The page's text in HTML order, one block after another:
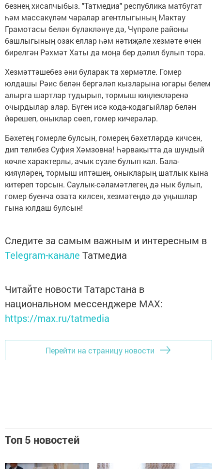
безнең хисапчыбыз. "Татмедиа" республика матбугат
һәм массакүләм чаралар агентлыгының Мактау
Грамотасы белән бүләкләнүе дә, Чүпрәле районы
башлыгының озак еллар һәм нәтиҗәле хезмәте өчен
бирелгән Рәхмәт Хаты да моңа бер дәлил булып тора.
Хезмәттәшебез әни буларак та хөрмәтле. Гомер
юлдашы Рәис белән бергәләп кызларына югары белем
алырга шартлар тудырып, тормыш киңлекләренә
очырдылар алар. Бүген исә кода-кодагыйлар белән
йөрешеп, оныклар сөеп, гомер кичерәләр.
Бәхетең гомерле булсын, гомерең бәхетләрдә кичсен,
дип телибез Суфия Хәмзовна! Һәрвакытта да шундый
көчле характерлы, ачык сүзле булып кал. Бала-
кияүләрең, тормыш иптәшең, оныкларың шатлык кына
китереп торсын. Саулык-сәламәтлегең дә нык булып,
гомер буенча озата килсен, хезмәтеңдә дә уңышлар
гына юлдаш булсын!
Следите за самым важным и интересным в
Telegram-канале Татмедиа
Читайте новости Татарстана в
национальном мессенджере MАХ:
https://max.ru/tatmedia
Перейти на страницу новости
Топ 5 новостей